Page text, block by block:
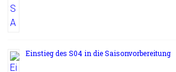
Einstieg des S04 in die Saisonvorbereitung